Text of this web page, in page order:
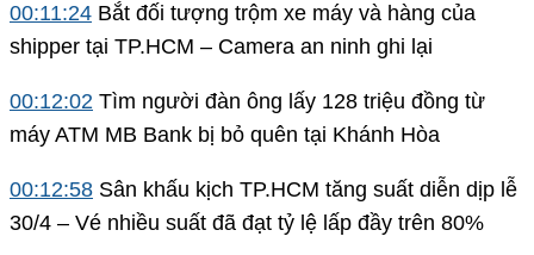
00:11:24 Bắt đối tượng trộm xe máy và hàng của
shipper tại TP.HCM – Camera an ninh ghi lại
00:12:02 Tìm người đàn ông lấy 128 triệu đồng từ
máy ATM MB Bank bị bỏ quên tại Khánh Hòa
00:12:58 Sân khấu kịch TP.HCM tăng suất diễn dịp lễ
30/4 – Vé nhiều suất đã đạt tỷ lệ lấp đầy trên 80%